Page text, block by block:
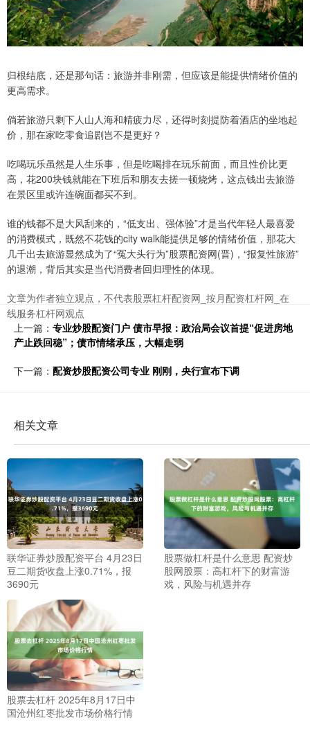
归根结底，还是那句话：旅游并非刚需，但应该是能提供情绪价值的
更高需求。
倘若旅游只剩下人山人海和精疲力尽，还得时刻提防着酒店的坐地起
价，那在家吃零食追剧岂不是更好？
吃喝玩乐虽然是人生乐事，但是吃喝排在玩乐前面，而且性价比更
高，花200块钱就能在下班后和朋友去搓一顿烧烤，这点钱出去旅游
在景区里或许连碗面都买不到。
谁的钱都不是大风刮来的，“低支出、强体验”才是当代年轻人最喜爱
的消费模式，既然不花钱的city walk能提供足够的情绪价值，那花大
几千出去旅游显然成为了“冤大头行为”股票配资网(晋)，“报复性旅游”
的退潮，背后其实是当代消费者回归理性的体现。
文章为作者独立观点，不代表股票杠杆配资网_按月配资杠杆网_在
线服务杠杆网观点
上一篇： 专业炒股配资门户 债市早报：政治局会议首提“促进房地
产止跌回稳”；债市情绪承压，大幅走弱
下一篇： 配资炒股配资公司专业 刚刚，央行宣布下调
相关文章
联华证券炒股配资平台 4月23日
豆二期货收盘上涨0.71%，报
3690元
股票做杠杆是什么意思 配资炒
股网股票：高杠杆下的财富游
戏，风险与机遇并存
股票去杠杆 2025年8月17日中
国沧州红枣批发市场价格行情